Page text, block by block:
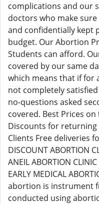
complications and our
doctors who make
and confidentially kept
budget. Our Abortion
Students can afford.
covered by our same
which means that if for
not completely
no-questions asked
covered. Best Prices
Discounts for returning
Clients Free deliveries
DISCOUNT ABORTION
ANEIL ABORTION
EARLY MEDICAL
abortion is instrument
conducted using